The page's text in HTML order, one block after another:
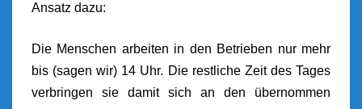
Ansatz dazu:
Die Menschen arbeiten in den Betrieben nur mehr
bis (sagen wir) 14 Uhr. Die restliche Zeit des Tages
verbringen sie damit sich an den übernommen